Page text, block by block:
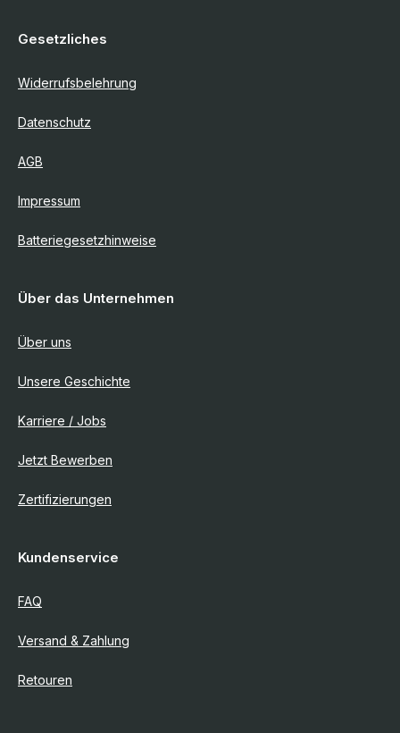
Gesetzliches
Widerrufsbelehrung
Datenschutz
AGB
Impressum
Batteriegesetzhinweise
Über das Unternehmen
Über uns
Unsere Geschichte
Karriere / Jobs
Jetzt Bewerben
Zertifizierungen
Kundenservice
FAQ
Versand & Zahlung
Retouren